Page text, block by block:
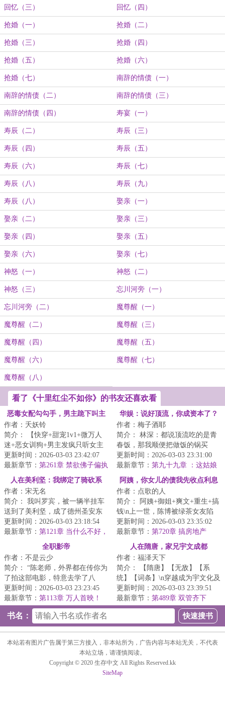
回忆（三） 回忆（四）
抢婚（一） 抢婚（二）
抢婚（三） 抢婚（四）
抢婚（五） 抢婚（六）
抢婚（七） 南辞的情债（一）
南辞的情债（二） 南辞的情债（三）
南辞的情债（四） 寿宴（一）
寿辰（二） 寿辰（三）
寿辰（四） 寿辰（五）
寿辰（六） 寿辰（七）
寿辰（八） 寿辰（九）
寿辰（八） 娶亲（一）
娶亲（二） 娶亲（三）
娶亲（四） 娶亲（五）
娶亲（六） 娶亲（七）
神怒（一） 神怒（二）
神怒（三） 忘川河旁（一）
忘川河旁（二） 魔尊醒（一）
魔尊醒（二） 魔尊醒（三）
魔尊醒（四） 魔尊醒（五）
魔尊醒（六） 魔尊醒（七）
魔尊醒（八）
看了《十里红尘不如你》的书友还喜欢看
恶毒女配勾勾手，男主跪下叫主
作者：夭妖铃
简介： 【快穿+甜宠1v1+微万人
迷+恶女训狗+男主发疯只听女主
话+雄竞修罗场+一见钟情HE...
更新时间：2026-03-03 23:42:07
最新章节： 第261章 禁欲佛子偏执
溺宠娇弱妹妹（55）
华娱：说好顶流，你成资本了？
作者：梅子酒耶
简介： 林深：都说顶流吃的是青
春饭，那我顺便把做饭的锅买
了，不过分吧？
...
更新时间：2026-03-03 23:31:00
最新章节： 第九十九章 ：这姑娘
老板估计把她忘了
人在美利坚：我绑定了骑砍系
作者：宋无名
简介： 我叫罗宾，被一辆半挂车
送到了美利坚，成了德州圣安东
尼奥警局下的一名实习警员，还
被绑定...
更新时间：2026-03-03 23:18:54
最新章节： 第121章 当什么不好，
他妈当舔狗？
阿姨，你女儿的债我先收点利息
作者：点歌的人
简介： 阿姨+御姐+爽文+重生+搞
钱\n上一世，陈博被绿茶女友陷
害，以强奸犯罪名锒铛入狱。<...
更新时间：2026-03-03 23:35:02
最新章节： 第720章 搞房地产
全职影帝
作者：不是云少
简介： “陈老师，外界都在传你为
了拍这部电影，特意去学了八
极，还拿了一个冠军，这消息是
真的吗...
更新时间：2026-03-03 23:23:45
最新章节： 第113章 万人首映！
人在隋唐，家兄宇文成都
作者：福泽天下
简介： 【隋唐】【无敌】【系
统】【词条】\n穿越成为宇文化及
第三子，宇文成都的弟弟宇文成
惠。...
更新时间：2026-03-03 23:39:51
最新章节： 第489章 双管齐下
书名：
本站若有图片广告属于第三方接入，非本站所为，广告内容与本站无关，不代表
本站立场，请谨慎阅读。
Copyright © 2020 生存中文 All Rights Reserved.kk
SiteMap